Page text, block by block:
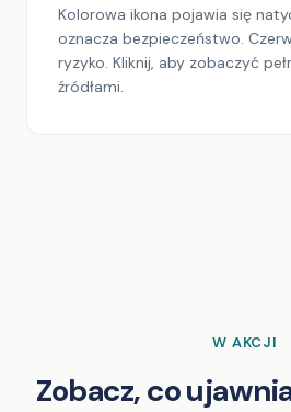
Kolorowa ikona pojawia się
oznacza bezpieczeństwo.
ryzyko. Kliknij, aby zobaczyć
źródłami.
W AKCJI
Zobacz, co